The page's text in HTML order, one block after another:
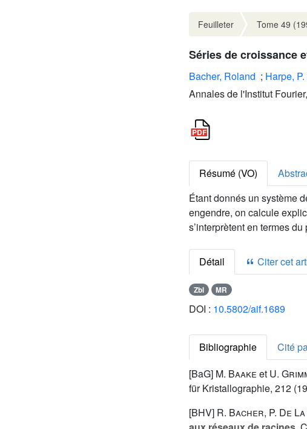
Feuilleter Tome 49
Séries de croissance
Bacher, Roland ; Harpe,
Annales de l'Institut
Résumé (VO)
Étant donnés un système
engendre, on calcule
s’interprètent en termes
Détail Citer cet
Zbl MR
DOI : 10.5802/aif.1689
Bibliographie
Cité
[BaG] M. Baake et U.
für Kristallographie, 212
[BHV] R. Bacher, P. De